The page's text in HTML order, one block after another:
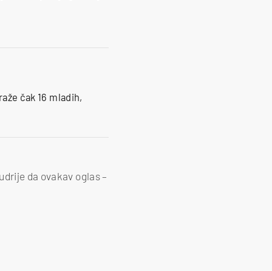
čak 16 mladih,
da ovakav oglas –